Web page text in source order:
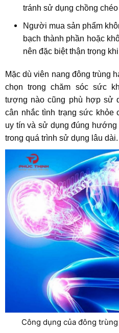
tránh sử dụng chồng
Người mua sản phẩm
bạch thành phần hoặc
nên đặc biệt thận trọng
Mặc dù viên nang đông trùng
chọn trong chăm sóc sức
tượng nào cũng phù hợp sử
cân nhắc tình trạng sức khỏe
uy tín và sử dụng đúng
trong quá trình sử dụng lâu dài.
Công dụng của đông